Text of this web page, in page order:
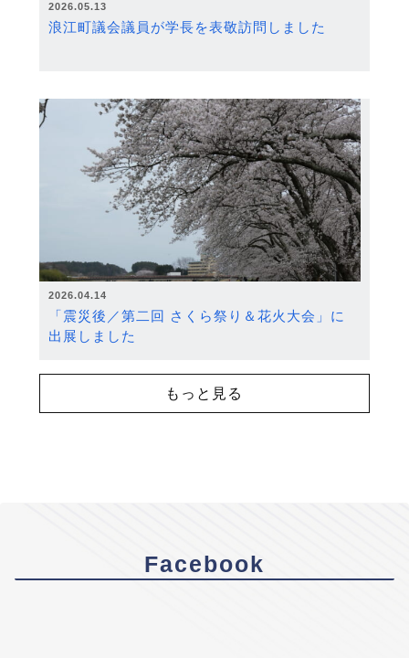
2026.05.13
浪江町議会議員が学長を表敬訪問しました
2026.04.14
「震災後／第二回 さくら祭り＆花火大会」に
出展しました
もっと見る
Facebook